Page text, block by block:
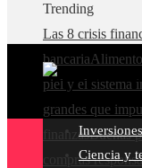
Trending
Las 8 crisis
bancaria
piel y el sistema
grandes que
finanzasBuenas
comprasCiencia y